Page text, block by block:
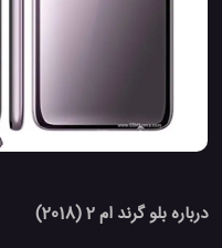
درباره بلو گرند ام 2 (2018)